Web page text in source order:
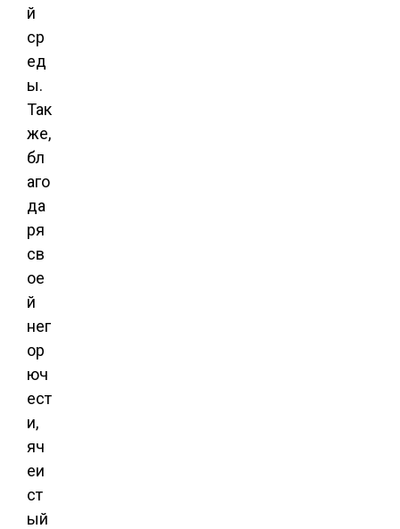
й
ср
ед
ы.
Так
же,
бл
аго
да
ря
св
ое
й
нег
ор
юч
ест
и,
яч
еи
ст
ый